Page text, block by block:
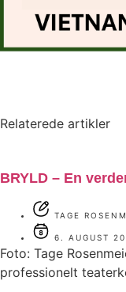
Relaterede artikler
BRYLD – En
TAGE
6. AUGUST
Foto: Tage
professionelt